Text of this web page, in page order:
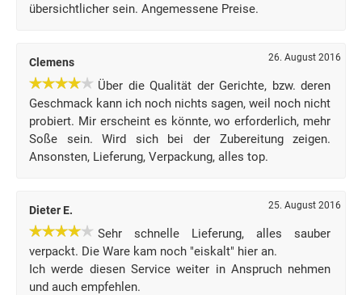
übersichtlicher sein. Angemessene Preise.
Clemens 26. August 2016
Über die Qualität der Gerichte, bzw. deren
Geschmack kann ich noch nichts sagen, weil noch nicht
probiert. Mir erscheint es könnte, wo erforderlich, mehr
Soße sein. Wird sich bei der Zubereitung zeigen.
Ansonsten, Lieferung, Verpackung, alles top.
Dieter E. 25. August 2016
Sehr schnelle Lieferung, alles sauber
verpackt. Die Ware kam noch "eiskalt" hier an.
Ich werde diesen Service weiter in Anspruch nehmen
und auch empfehlen.